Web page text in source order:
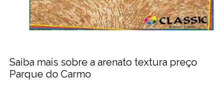
Saiba mais sobre a arenato textura preço
Parque do Carmo